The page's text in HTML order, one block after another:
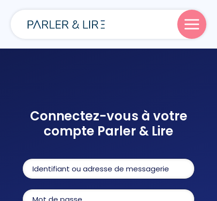
Écrire
Blog
Connectez-vous à votre
compte Parler & Lire